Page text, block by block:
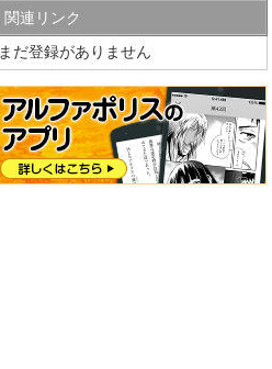
関連リンク
まだ登録がありません